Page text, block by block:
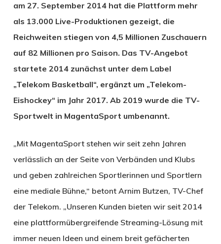
am 27. September 2014 hat die Plattform mehr
als 13.000 Live-Produktionen gezeigt, die
Reichweiten stiegen von 4,5 Millionen Zuschauern
auf 82 Millionen pro Saison. Das TV-Angebot
startete 2014 zunächst unter dem Label
„Telekom Basketball“, ergänzt um „Telekom-
Eishockey“ im Jahr 2017. Ab 2019 wurde die TV-
Sportwelt in MagentaSport umbenannt.
„Mit MagentaSport stehen wir seit zehn Jahren
verlässlich an der Seite von Verbänden und Klubs
und geben zahlreichen Sportlerinnen und Sportlern
eine mediale Bühne,“ betont Arnim Butzen, TV-Chef
der Telekom. „Unseren Kunden bieten wir seit 2014
eine plattformübergreifende Streaming-Lösung mit
immer neuen Ideen und einem breit gefächerten